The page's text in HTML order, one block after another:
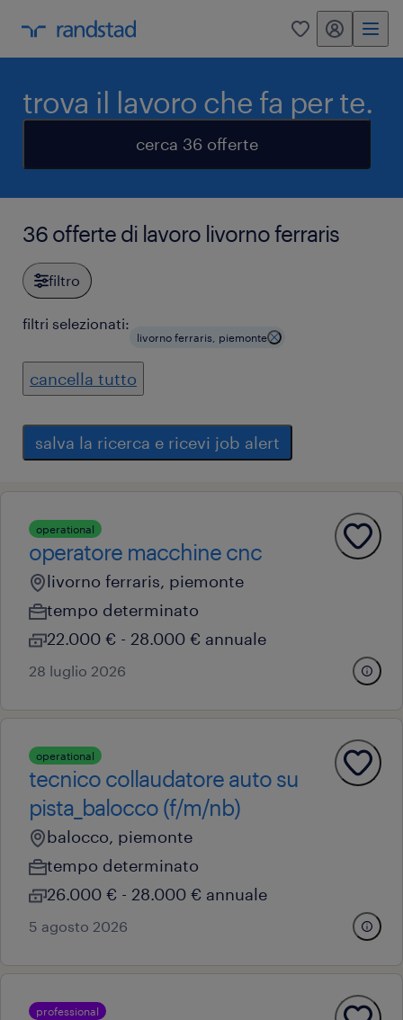
0 my randstad
trova il lavoro che fa per te.
cerca 36 offerte
36 offerte di lavoro livorno ferraris
filtro
filtri selezionati:
livorno ferraris, piemonte
cancella tutto
salva la ricerca e ricevi job alert
operational
operatore macchine cnc
livorno ferraris, piemonte
tempo determinato
22.000 € - 28.000 € annuale
28 luglio 2026
operational
tecnico collaudatore auto su
pista_balocco (f/m/nb)
balocco, piemonte
tempo determinato
26.000 € - 28.000 € annuale
5 agosto 2026
professional